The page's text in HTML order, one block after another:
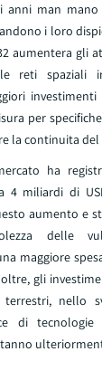
anni man
i loro
aumentera gli
reti spaziali
per
la continuita del
ha
4 miliardi di
aumento e
delle
maggiore
gli
terrestri, nello
di